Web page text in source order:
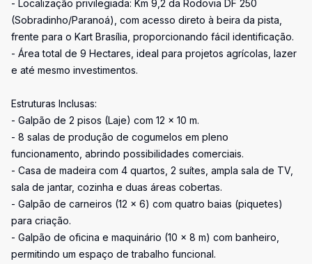
- Localização privilegiada: Km 9,2 da Rodovia DF 250
(Sobradinho/Paranoá), com acesso direto à beira da pista,
frente para o Kart Brasília, proporcionando fácil identificação.
- Área total de 9 Hectares, ideal para projetos agrícolas, lazer
e até mesmo investimentos.
Estruturas Inclusas:
- Galpão de 2 pisos (Laje) com 12 x 10 m.
- 8 salas de produção de cogumelos em pleno
funcionamento, abrindo possibilidades comerciais.
- Casa de madeira com 4 quartos, 2 suítes, ampla sala de TV,
sala de jantar, cozinha e duas áreas cobertas.
- Galpão de carneiros (12 x 6) com quatro baias (piquetes)
para criação.
- Galpão de oficina e maquinário (10 x 8 m) com banheiro,
permitindo um espaço de trabalho funcional.